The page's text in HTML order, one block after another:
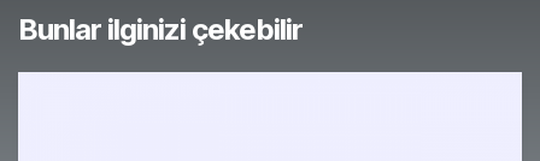
Bunlar ilginizi çekebilir